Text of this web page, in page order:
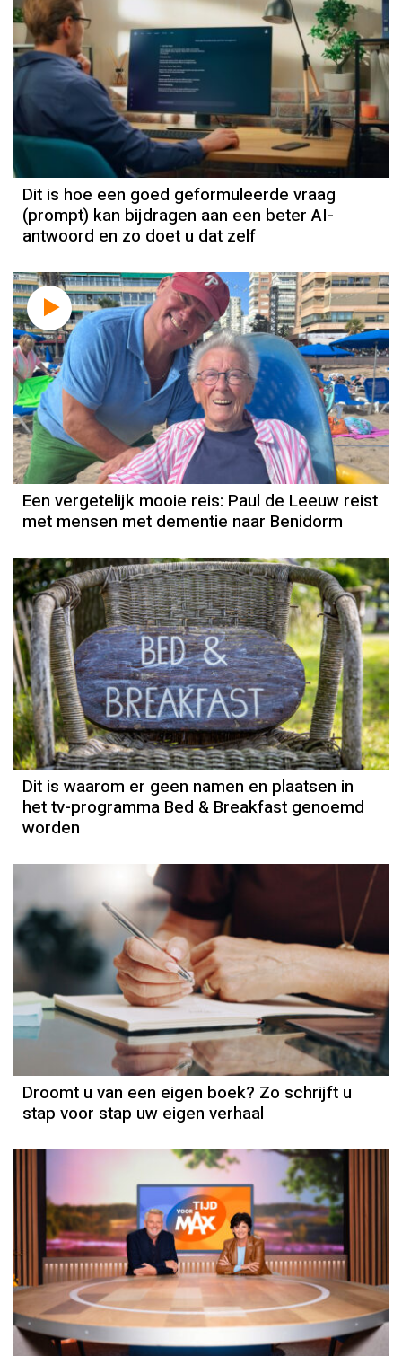
Dit is hoe een goed geformuleerde vraag
(prompt) kan bijdragen aan een beter AI-
antwoord en zo doet u dat zelf
Een vergetelijk mooie reis: Paul de Leeuw reist
met mensen met dementie naar Benidorm
Dit is waarom er geen namen en plaatsen in
het tv-programma Bed & Breakfast genoemd
worden
Droomt u van een eigen boek? Zo schrijft u
stap voor stap uw eigen verhaal